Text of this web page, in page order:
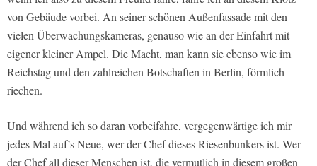
von Gebäude vorbei. An seiner schönen Außenfassade mit den
vielen Überwachungskameras, genauso wie an der Einfahrt mit
eigener kleiner Ampel. Die Macht, man kann sie ebenso wie im
Reichstag und den zahlreichen Botschaften in Berlin, förmlich
riechen.
Und während ich so daran vorbeifahre, vergegenwärtige ich mir
jedes Mal auf’s Neue, wer der Chef dieses Riesenbunkers ist. Wer
der Chef all dieser Menschen ist, die vermutlich in diesem großen